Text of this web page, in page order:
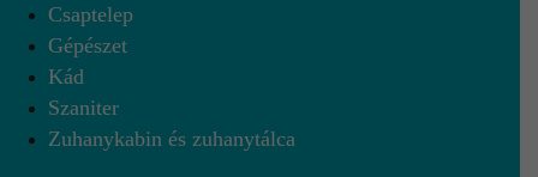
Csaptelep
Gépészet
Kád
Szaniter
Zuhanykabin és zuhanytálca